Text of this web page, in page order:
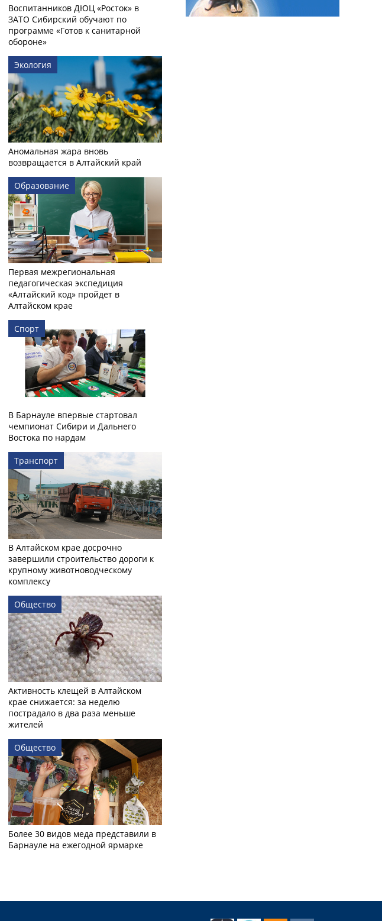
Воспитанников ДЮЦ «Росток» в
ЗАТО Сибирский обучают по
программе «Готов к санитарной
обороне»
Экология
Аномальная жара вновь
возвращается в Алтайский край
Образование
Первая межрегиональная
педагогическая экспедиция
«Алтайский код» пройдет в
Алтайском крае
Спорт
В Барнауле впервые стартовал
чемпионат Сибири и Дальнего
Востока по нардам
Транспорт
В Алтайском крае досрочно
завершили строительство дороги к
крупному животноводческому
комплексу
Общество
Активность клещей в Алтайском
крае снижается: за неделю
пострадало в два раза меньше
жителей
Общество
Более 30 видов меда представили в
Барнауле на ежегодной ярмарке